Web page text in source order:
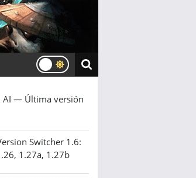
AI — Última versión
Switcher 1.6:
1.27a, 1.27b